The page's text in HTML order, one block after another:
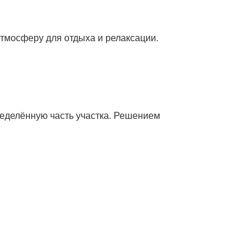
для отдыха и релаксации.
часть участка. Решением